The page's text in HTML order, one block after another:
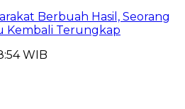
Berbuah Hasil, Seorang
Kembali Terungkap
WIB